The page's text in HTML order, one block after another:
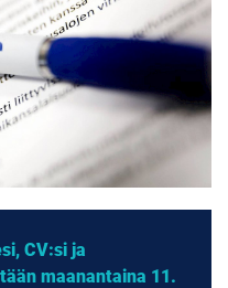
CV:si ja
maanantaina 11.